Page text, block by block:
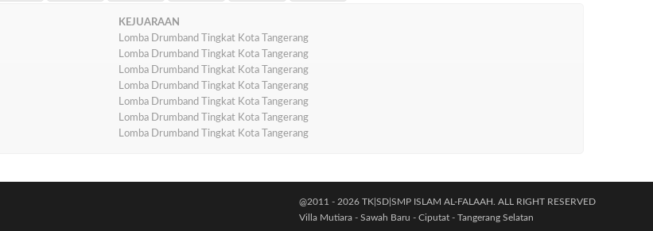
KEJUARAAN
Lomba Drumband Tingkat Kota Tangerang
Lomba Drumband Tingkat Kota Tangerang
Lomba Drumband Tingkat Kota Tangerang
Lomba Drumband Tingkat Kota Tangerang
Lomba Drumband Tingkat Kota Tangerang
Lomba Drumband Tingkat Kota Tangerang
Lomba Drumband Tingkat Kota Tangerang
@2011 - 2026 TK|SD|SMP ISLAM AL-FALAAH. ALL RIGHT RESERVED
Villa Mutiara - Sawah Baru - Ciputat - Tangerang Selatan